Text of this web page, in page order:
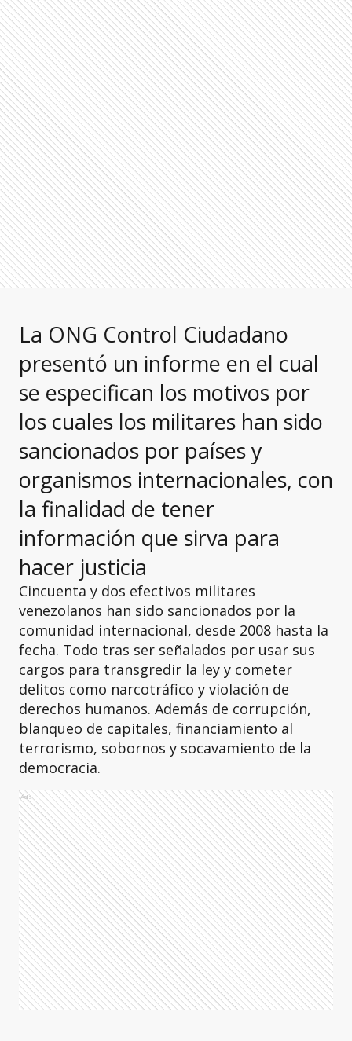
La ONG Control Ciudadano
presentó un informe en el cual
se especifican los motivos por
los cuales los militares han sido
sancionados por países y
organismos internacionales, con
la finalidad de tener
información que sirva para
hacer justicia
Cincuenta y dos efectivos militares
venezolanos han sido sancionados por la
comunidad internacional, desde 2008 hasta la
fecha. Todo tras ser señalados por usar sus
cargos para transgredir la ley y cometer
delitos como narcotráfico y violación de
derechos humanos. Además de corrupción,
blanqueo de capitales, financiamiento al
terrorismo, sobornos y socavamiento de la
democracia.
Ads